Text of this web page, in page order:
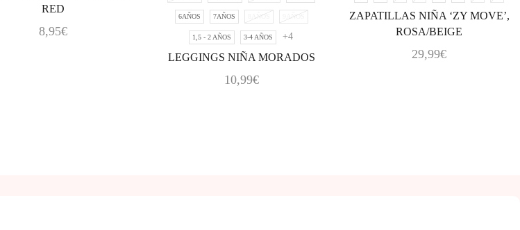
RED
8,95€
6AÑOS 7AÑOS 8AÑOS 9AÑOS
1,5 - 2 AÑOS 3-4 AÑOS +4
LEGGINGS NIÑA MORADOS
10,99€
ZAPATILLAS NIÑA ‘ZY MOVE’,
ROSA/BEIGE
29,99€